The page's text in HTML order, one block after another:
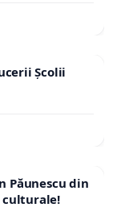
Școlii
Păunescu din
culturale!